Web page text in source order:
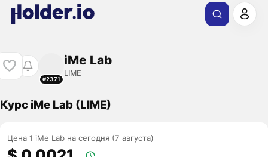
#2371
iMe Lab
LIME
Курс iMe Lab (LIME)
Цена 1 iMe Lab на сегодня (7 августа)